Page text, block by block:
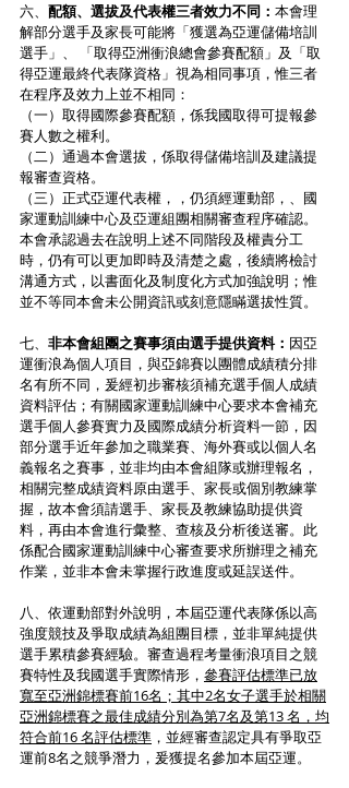
六、 配額、選拔及代表權三者效力不同： 本會理
解部分選手及家長可能將「獲選為亞運儲備培訓
選手」、 「取得亞洲衝浪總會參賽配額」及「取
得亞運最終代表隊資格」視為相同事項，惟三者
在程序及效力上並不相同：
（一）取得國際參賽配額，係我國取得可提報參
賽人數之權利。
（二）通過本會選拔，係取得儲備培訓及建議提
報審查資格。
（三）正式亞運代表權，，仍須經運動部，、國
家運動訓練中心及亞運組團相關審查程序確認。
本會承認過去在說明上述不同階段及權責分工
時，仍有可以更加即時及清楚之處，後續將檢討
溝通方式，以書面化及制度化方式加強說明；惟
並不等同本會未公開資訊或刻意隱瞞選拔性質。
七、 非本會組團之賽事須由選手提供資料： 因亞
運衝浪為個人項目，與亞錦賽以團體成績積分排
名有所不同，爰經初步審核須補充選手個人成績
資料評估；有關國家運動訓練中心要求本會補充
選手個人參賽實力及國際成績分析資料一節，因
部分選手近年參加之職業賽、海外賽或以個人名
義報名之賽事，並非均由本會組隊或辦理報名，
相關完整成績資料原由選手、家長或個別教練掌
握，故本會須請選手、家長及教練協助提供資
料，再由本會進行彙整、查核及分析後送審。此
係配合國家運動訓練中心審查要求所辦理之補充
作業，並非本會未掌握行政進度或延誤送件。
八、依運動部對外說明，本屆亞運代表隊係以高
強度競技及爭取成績為組團目標，並非單純提供
選手累積參賽經驗。審查過程考量衝浪項目之競
賽特性及我國選手實際情形， 參賽評估標準已放
寬至亞洲錦標賽前16名；其中2名女子選手於相關
亞洲錦標賽之最佳成績分別為第7名及第13 名，均
符合前16 名評估標準 ，並經審查認定具有爭取亞
運前8名之競爭潛力，爰獲提名參加本屆亞運。